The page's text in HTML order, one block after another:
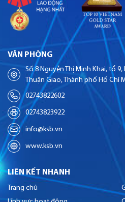
VĂN PHÒNG
Số 8 Nguyễn Thị Minh Khai, tổ
Thuận Giao, Thành phố Hồ Chí
02743822602
02743823922
info@ksb.vn
www.ksb.vn
LIÊN KẾT NHANH
Trang chủ